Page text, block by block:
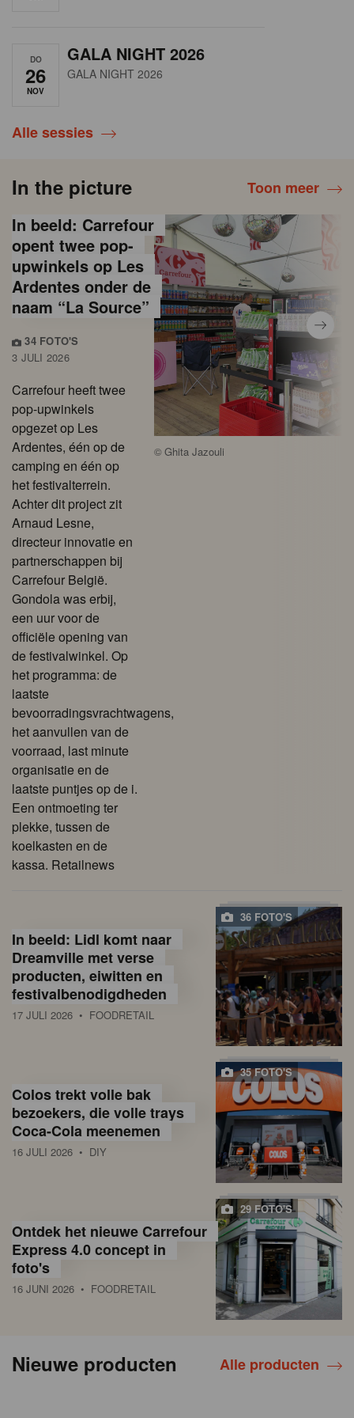
DO
26
NOV
GALA NIGHT 2026
GALA NIGHT 2026
Alle sessies
In the picture Toon meer
In beeld: Carrefour
opent twee pop-
upwinkels op Les
Ardentes onder de
naam “La Source”
34 FOTO'S
3 JULI 2026
Carrefour heeft twee
pop-upwinkels
opgezet op Les
Ardentes, één op de
camping en één op
het festivalterrein.
Achter dit project zit
Arnaud Lesne,
directeur innovatie en
partnerschappen bij
Carrefour België.
Gondola was erbij,
een uur voor de
officiële opening van
de festivalwinkel. Op
het programma: de
laatste
bevoorradingsvrachtwagens,
het aanvullen van de
voorraad, last minute
organisatie en de
laatste puntjes op de i.
Een ontmoeting ter
plekke, tussen de
koelkasten en de
kassa. Retailnews
©Ghita Jazouli
36 FOTO'S
In beeld: Lidl komt naar
Dreamville met verse
producten, eiwitten en
festivalbenodigdheden
17 JULI 2026 • FOODRETAIL
35 FOTO'S
Colos trekt volle bak
bezoekers, die volle trays
Coca-Cola meenemen
16 JULI 2026 • DIY
29 FOTO'S
Ontdek het nieuwe Carrefour
Express 4.0 concept in
foto's
16 JUNI 2026 • FOODRETAIL
Nieuwe producten Alle producten